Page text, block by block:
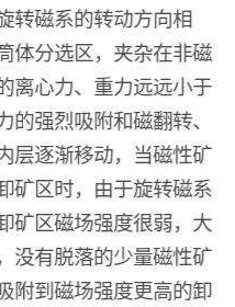
转磁系的转动方向相
体分选区，夹杂在非磁
离心力、重力远远小于
强烈吸附和磁翻转、
层逐渐移动，当磁性矿
矿区时，由于旋转磁系
矿区磁场强度很弱，大
没有脱落的少量磁性矿
附到磁场强度更高的卸